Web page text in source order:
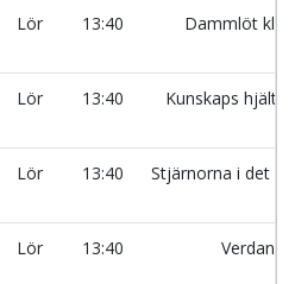
Lör 13:40 Dammlöt
Lör 13:40 Kunskaps
Lör 13:40 Stjärnorna i det
Lör 13:40